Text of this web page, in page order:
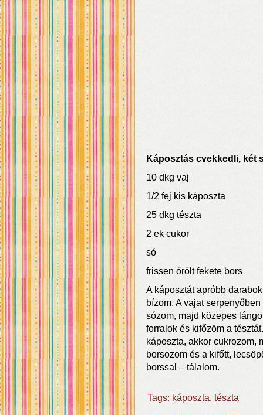
Káposztás cvekkedli, két
10 dkg vaj
1/2 fej kis káposzta
25 dkg tészta
2 ek cukor
só
frissen őrölt fekete bors
A káposztát apróbb
bízom. A vajat
sózom, majd közepes
forralok és kifőzöm a
káposzta, akkor cukrozom,
borsozom és a kifőtt,
borssal – tálalom.
Tags: káposzta, tészta